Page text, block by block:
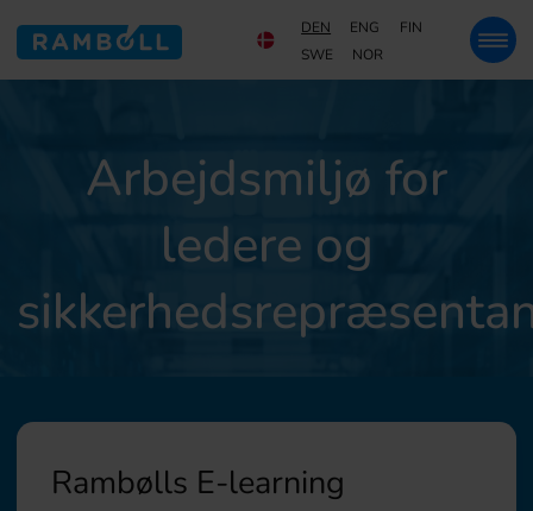
DEN ENG
FIN
SWE
NOR
Arbejdsmiljø for
ledere og
Rambølls E-learning